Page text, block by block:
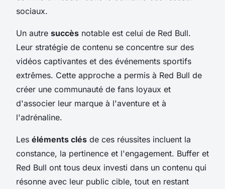
sociaux.
Un autre succès notable est celui de Red Bull.
Leur stratégie de contenu se concentre sur des
vidéos captivantes et des événements sportifs
extrêmes. Cette approche a permis à Red Bull de
créer une communauté de fans loyaux et
d'associer leur marque à l'aventure et à
l'adrénaline.
Les éléments clés de ces réussites incluent la
constance, la pertinence et l'engagement. Buffer et
Red Bull ont tous deux investi dans un contenu qui
résonne avec leur public cible, tout en restant